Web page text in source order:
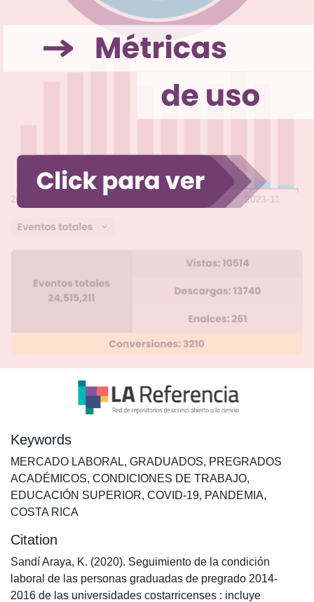
Keywords
MERCADO LABORAL, GRADUADOS, PREGRADOS
ACADÉMICOS, CONDICIONES DE TRABAJO,
EDUCACIÓN SUPERIOR, COVID-19, PANDEMIA,
COSTA RICA
Citation
Sandí Araya, K. (2020). Seguimiento de la condición
laboral de las personas graduadas de pregrado 2014-
2016 de las universidades costarricenses : incluye